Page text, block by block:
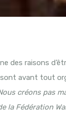
des raisons
avant tout
créons pas
la Fédération